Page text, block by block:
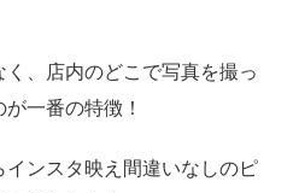
、店内のどこで写真を撮っ
一番の特徴！
ンスタ映え間違いなしのピ